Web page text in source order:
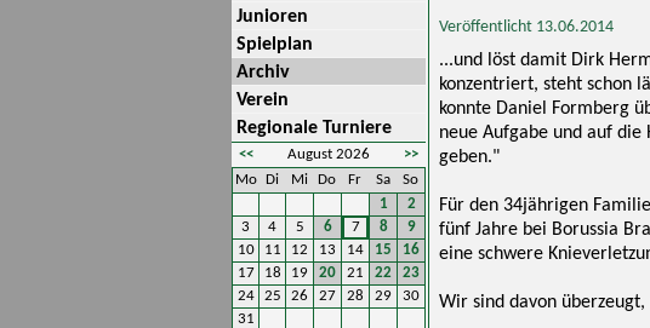
Junioren
Spielplan
Archiv
Verein
Regionale Turniere
<< >>
August 2026
Mo Di Mi Do Fr Sa
So
1
2
3
4 5 6 7 8
9
10
11 12 13 14 15
16
17
18 19 20 21 22
23
24
25 26 27 28 29
30
31
Veröffentlicht 13.06.2014
...und löst damit Dirk
konzentriert, steht schon
konnte Daniel Formberg
neue Aufgabe und auf
geben."
Für den 34jährigen
fünf Jahre bei Borussia
eine schwere
Wir sind davon